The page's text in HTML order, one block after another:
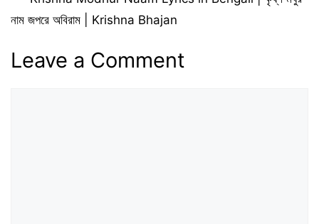
নাম জপরে অবিরাম | Krishna Bhajan
Leave a Comment